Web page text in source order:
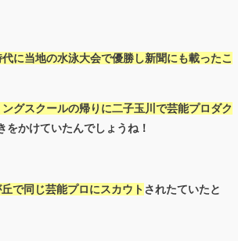
に当地の水泳大会で優勝し新聞にも載ったこ
ングスクールの帰りに二子玉川で芸能プロダク
かけていたんでしょうね！
で同じ芸能プロにスカウトされたていたと